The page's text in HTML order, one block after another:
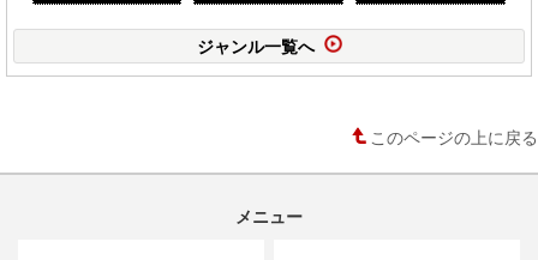
ジャンル一覧へ
このページの上に戻る
メニュー